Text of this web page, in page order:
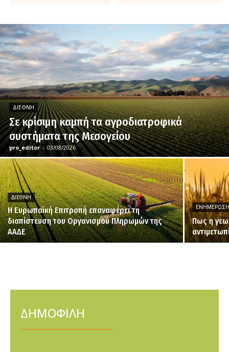
ΔΙΕΘΝΉ
Σε κρίσιμη καμπή τα αγροδιατροφικά
συστήματα της Μεσογείου
pro_editor - 03/08/2026
ΔΙΕΘΝΉ
H Ευρωπαϊκή Επιτροπή επαναφέρει τη
διαπίστευση του Οργανισμού Πληρωμών της
ΑΑΔΕ
Πως η
ΔΗΜΟΦΙΛΗ